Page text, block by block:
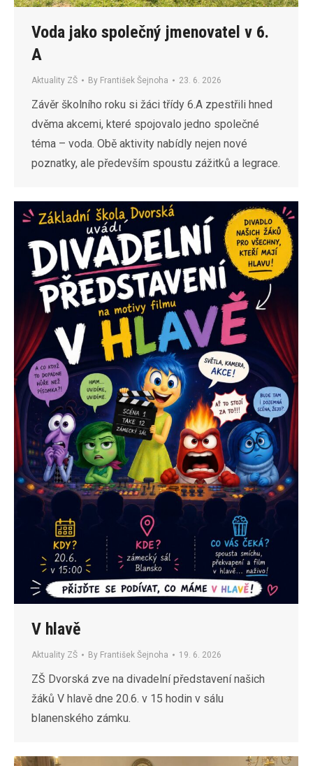
Voda jako společný jmenovatel v 6.
A
Aktuality ZŠ By František Šejnoha 23. 6. 2026
Závěr školního roku si žáci třídy 6.A zpestřili hned
dvěma akcemi, které spojovalo jedno společné
téma – voda. Obě aktivity nabídly nejen nové
poznatky, ale především spoustu zážitků a legrace.
V hlavě
Aktuality ZŠ By František Šejnoha 19. 6. 2026
ZŠ Dvorská zve na divadelní představení našich
žáků V hlavě dne 20.6. v 15 hodin v sálu
blanenského zámku.